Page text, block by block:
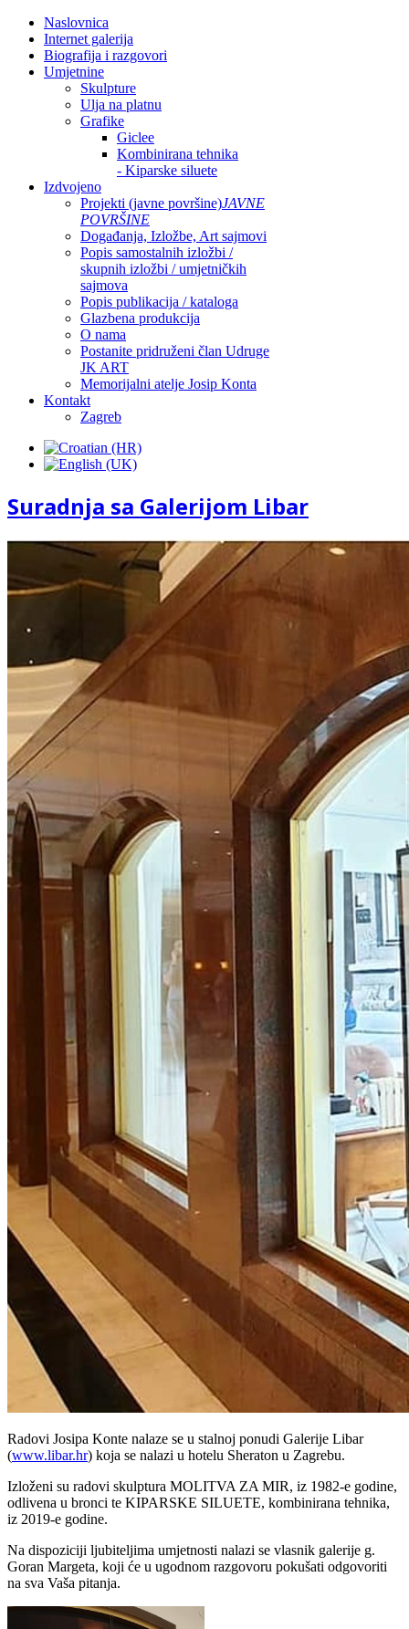
Naslovnica
Internet galerija
Biografija i razgovori
Umjetnine
Skulpture
Ulja na platnu
Grafike
Giclee
Kombinirana tehnika
- Kiparske siluete
Izdvojeno
Projekti (javne površine)JAVNE
POVRŠINE
Događanja, Izložbe, Art sajmovi
Popis samostalnih izložbi /
skupnih izložbi / umjetničkih
sajmova
Popis publikacija / kataloga
Glazbena produkcija
O nama
Postanite pridruženi član Udruge
JK ART
Memorijalni atelje Josip Konta
Kontakt
Zagreb
Suradnja sa Galerijom Libar
Radovi Josipa Konte nalaze se u stalnoj ponudi Galerije Libar
(www.libar.hr) koja se nalazi u hotelu Sheraton u Zagrebu.
Izloženi su radovi skulptura MOLITVA ZA MIR, iz 1982-e godine,
odlivena u bronci te KIPARSKE SILUETE, kombinirana tehnika,
iz 2019-e godine.
Na dispoziciji ljubiteljima umjetnosti nalazi se vlasnik galerije g.
Goran Margeta, koji će u ugodnom razgovoru pokušati odgovoriti
na sva Vaša pitanja.